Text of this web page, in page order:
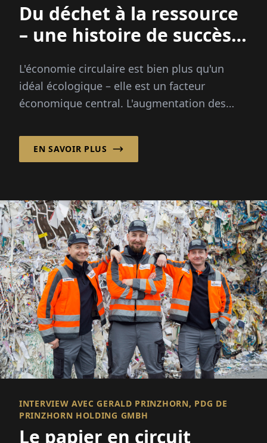
Du déchet à la ressource
– une histoire de succès
circulaire
L'économie circulaire est bien plus qu'un
idéal écologique – elle est un facteur
économique central. L'augmentation des
environnementales plus strictes...
EN SAVOIR PLUS
INTERVIEW AVEC GERALD PRINZHORN, PDG DE
PRINZHORN HOLDING GMBH
Le papier en circuit